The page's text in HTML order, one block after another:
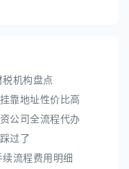
机构盘点
靠地址性价比高
公司全流程代办
过了
流程费用明细